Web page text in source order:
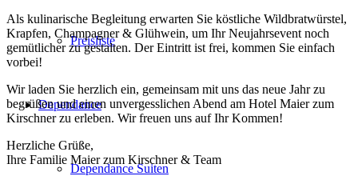
Preisliste
Dependance
Dependance Suiten
Als kulinarische Begleitung erwarten Sie köstliche Wildbratwürstel,
Krapfen, Champagner & Glühwein, um Ihr Neujahrsevent noch
gemütlicher zu gestalten. Der Eintritt ist frei, kommen Sie einfach
vorbei!
Wir laden Sie herzlich ein, gemeinsam mit uns das neue Jahr zu
begrüßen und einen unvergesslichen Abend am Hotel Maier zum
Kirschner zu erleben. Wir freuen uns auf Ihr Kommen!
Herzliche Grüße,
Ihre Familie Maier zum Kirschner & Team